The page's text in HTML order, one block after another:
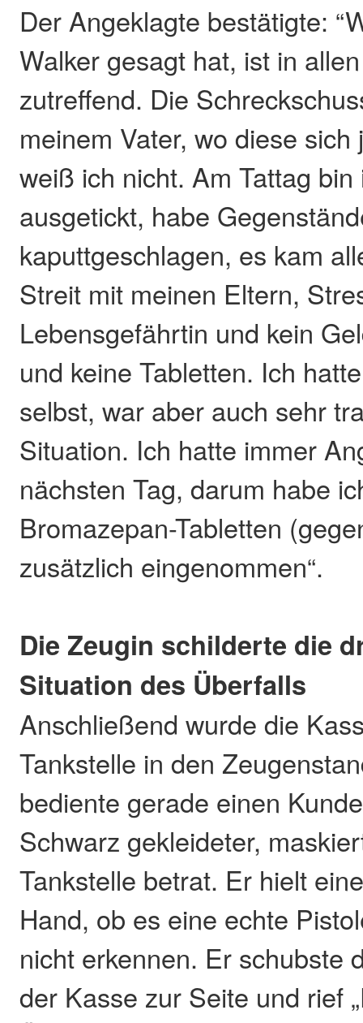
Der Angeklagte bestätigte:
Walker gesagt hat, ist in
zutreffend. Die
meinem Vater, wo diese
weiß ich nicht. Am Tattag bin
ausgetickt, habe
kaputtgeschlagen, es kam
Streit mit meinen Eltern,
Lebensgefährtin und kein
und keine Tabletten. Ich
selbst, war aber auch sehr
Situation. Ich hatte immer
nächsten Tag, darum habe
Bromazepan-Tabletten
zusätzlich eingenommen“.
Die Zeugin schilderte die
Situation des Überfalls
Anschließend wurde die
Tankstelle in den
bediente gerade einen
Schwarz gekleideter,
Tankstelle betrat. Er hielt
Hand, ob es eine echte
nicht erkennen. Er schubste
der Kasse zur Seite und rief